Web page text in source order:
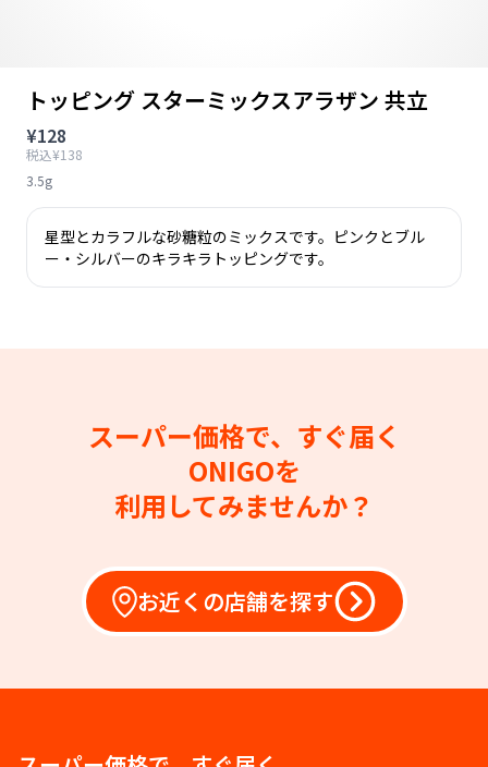
トッピング スターミックスアラザン 共立
¥128
税込¥138
3.5g
星型とカラフルな砂糖粒のミックスです。ピンクとブル
ー・シルバーのキラキラトッピングです。
スーパー価格で、すぐ届く
ONIGOを
利用してみませんか？
お近くの店舗を探す